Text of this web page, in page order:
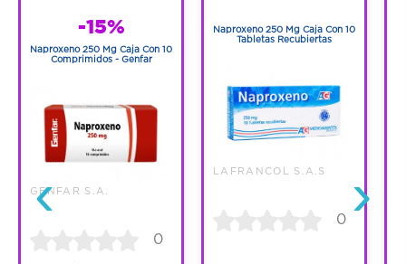
‹
-15%
Naproxeno 250 Mg Caja Con 10
Comprimidos - Genfar
GENFAR S.A.
0
Naproxeno 250 Mg Caja Con 10
Tabletas Recubiertas
LAFRANCOL S.A.S
0 ›